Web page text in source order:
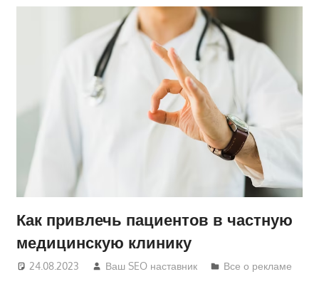
Как привлечь пациентов в частную
медицинскую клинику
24.08.2023 Ваш SEO наставник Все о рекламе